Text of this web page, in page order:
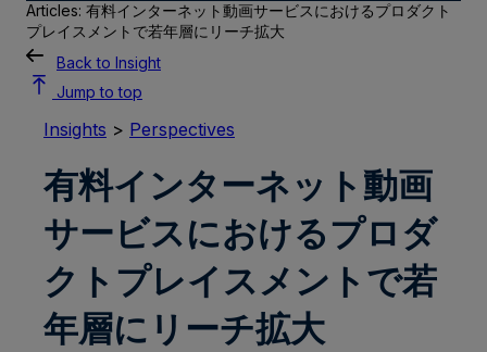
Articles: 有料インターネット動画サービスにおけるプロダクト
プレイスメントで若年層にリーチ拡大
Back to Insight
Jump to top
Insights > Perspectives
有料インターネット動画
サービスにおけるプロダ
クトプレイスメントで若
年層にリーチ拡大